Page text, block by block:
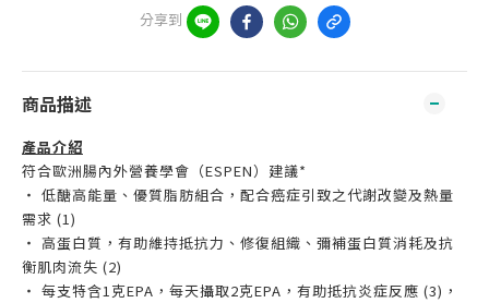
分享到
商品描述
產品介紹
符合歐洲腸內外營養學會（ESPEN）建議*
‧ 低醣高能量、優質脂肪組合，配合癌症引致之代謝改變及熱量
需求 (1)
‧ 高蛋白質，有助維持抵抗力、修復組織、彌補蛋白質消耗及抗
衡肌肉流失 (2)
‧ 每支特含1克EPA，每天攝取2克EPA，有助抵抗炎症反應 (3)，